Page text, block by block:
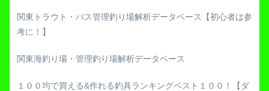
関東トラウト・バス管理釣り場解析データベース【初心者は参
考に！】
関東海釣り場・管理釣り場解析データベース
１００均で買える&作れる釣具ランキングベスト１００！【ダ